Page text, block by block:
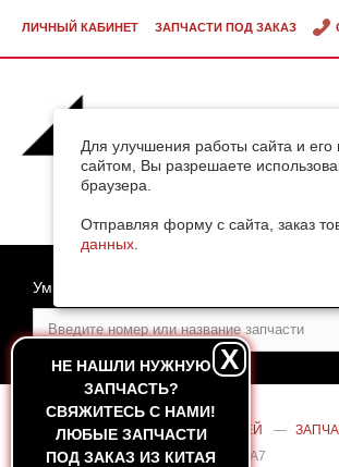
Для улучшения работы сайта и
сайтом, Вы разрешаете
браузера.
Отправляя форму с сайта, заказ
данных
ЛИЧНЫЙ КАБИНЕТ ЗАПЧАСТИ ПОД ЗАКАЗ
НЕ НАШЛИ НУЖНУЮ
ЗАПЧАСТЬ?
CВЯЖИТЕСЬ С НАМИ!
ЛЮБЫЕ ЗАПЧАСТИ
ПОД ЗАКАЗ ИЗ КИТАЯ
X
Умный поиск
ГЛАВНАЯ — КАТАЛОГ ЗАПЧАСТЕЙ —
ШТОКОМ СРЕДНЕГО МОСТА HOWO A7